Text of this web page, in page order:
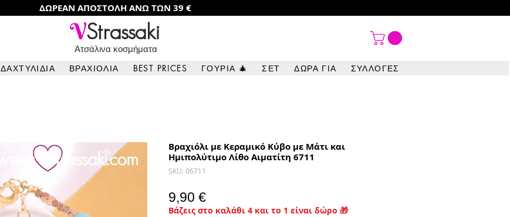
ΔΩΡΕΑΝ ΑΠΟΣΤΟΛΗ ΑΝΩ ΤΩΝ 39 €
VStrassaki
Ατσάλινα κοσμήματα
ΔΑΧΤΥΛΙΔΙΑ ΒΡΑΧΙΟΛΙΑ BEST PRICES ΓΟΥΡΙΑ 🎄 ΣΕΤ ΔΩΡΑ ΓΙΑ ΣΥΛΛΟΓΕΣ
Βραχιόλι με Κεραμικό Κύβο με Μάτι και
Ημιπολύτιμο Λίθο Αιματίτη 6711
SKU: 06711
9,90 €Τιμή
Βάζεις στο καλάθι 4 και το 1 είναι δώρο 🎁